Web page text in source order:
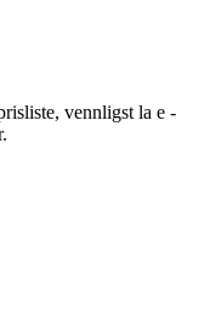
vennligst la e -